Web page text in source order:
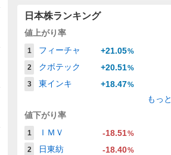
日本株ランキング
値上がり率
1 フィーチャ +21.05%
2
クボテック +20.51%
3
東インキ +18.47%
もっ
値下がり率
1 ＩＭＶ -18.51%
2
日東紡 -18.40%